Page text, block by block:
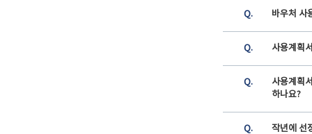
Q. 바우처 사
Q. 사용계획
Q.
사용계획
하나요?
Q. 작년에 선